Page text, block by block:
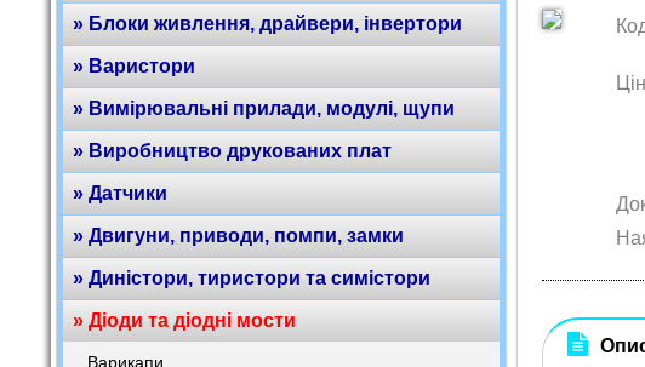
» Блоки живлення, драйвери, інвертори
» Варистори
» Вимірювальні прилади, модулі, щупи
» Виробництво друкованих плат
» Датчики
» Двигуни, приводи, помпи, замки
» Диністори, тиристори та симістори
» Діоди та діодні мости
Варикапи